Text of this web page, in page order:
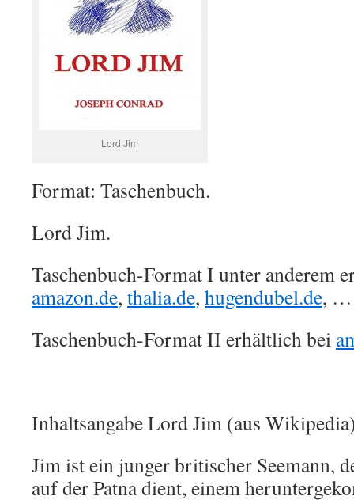
Lord Jim
Format: Taschenbuch.
Lord Jim.
Taschenbuch-Format I unter anderem
amazon.de, thalia.de, hugendubel.de, …
Taschenbuch-Format II erhältlich bei
Inhaltsangabe Lord Jim (aus
Jim ist ein junger britischer Seemann,
auf der Patna dient, einem